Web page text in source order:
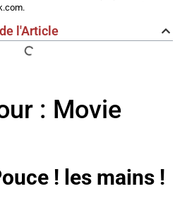
l'Article
: Movie
! les mains !